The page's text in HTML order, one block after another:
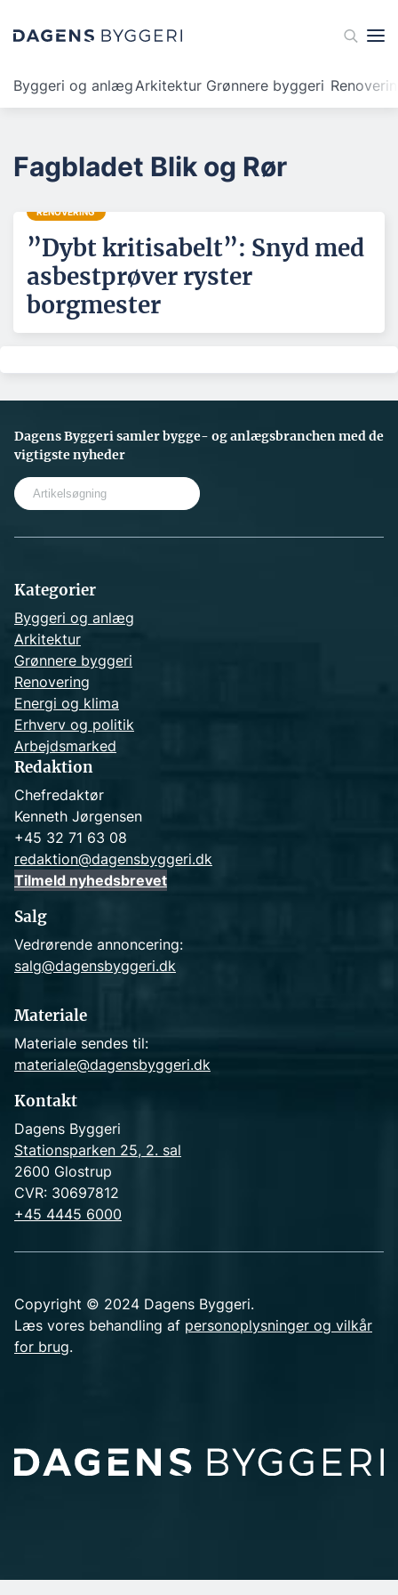
Byggeri og anlægArkitektur Grønnere byggeri
Fagbladet Blik og Rør
RENOVERING
”Dybt kritisabelt”: Snyd med
asbestprøver ryster
borgmester
Dagens Byggeri samler bygge- og anlægsbranchen med de
vigtigste nyheder
Kategorier
Byggeri og anlæg
Arkitektur
Grønnere byggeri
Renovering
Energi og klima
Erhverv og politik
Arbejdsmarked
Redaktion
Chefredaktør
Kenneth Jørgensen
+45 32 71 63 08
redaktion@dagensbyggeri.dk
Tilmeld nyhedsbrevet
Salg
Vedrørende annoncering:
salg@dagensbyggeri.dk
Materiale
Materiale sendes til:
materiale@dagensbyggeri.dk
Kontakt
Dagens Byggeri
Stationsparken 25, 2. sal
2600 Glostrup
CVR: 30697812
+45 4445 6000
Copyright © 2024 Dagens Byggeri.
Læs vores behandling af personoplysninger og vilkår
for brug.